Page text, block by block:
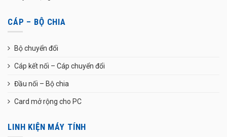
CÁP – BỘ CHIA
Bộ chuyển đổi
Cáp kết nối – Cáp chuyển đổi
Đầu nối – Bộ chia
Card mở rộng cho PC
LINH KIỆN MÁY TÍNH